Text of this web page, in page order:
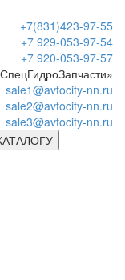
+7(831)423-97-55
+7 929-053-97-54
+7 920-053-97-57
sale1@avtocity-nn.ru
sale2@avtocity-nn.ru
sale3@avtocity-nn.ru